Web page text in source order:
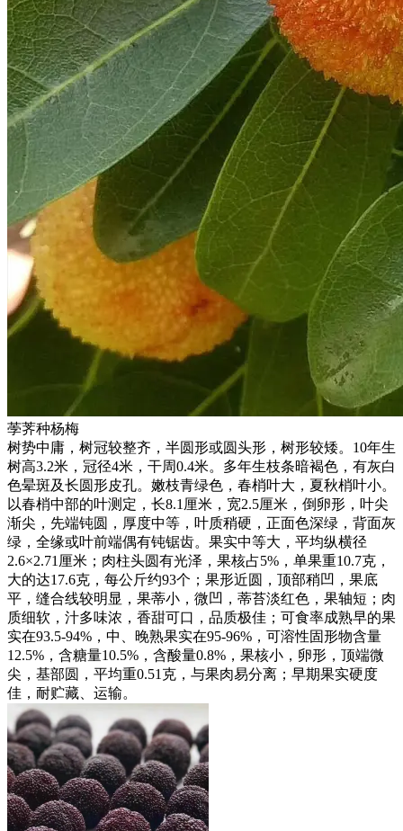
荸荠种杨梅
树势中庸，树冠较整齐，半圆形或圆头形，树形较矮。10年生
树高3.2米，冠径4米，干周0.4米。多年生枝条暗褐色，有灰白
色晕斑及长圆形皮孔。嫩枝青绿色，春梢叶大，夏秋梢叶小。
以春梢中部的叶测定，长8.1厘米，宽2.5厘米，倒卵形，叶尖
渐尖，先端钝圆，厚度中等，叶质稍硬，正面色深绿，背面灰
绿，全缘或叶前端偶有钝锯齿。果实中等大，平均纵横径
2.6×2.71厘米；肉柱头圆有光泽，果核占5%，单果重10.7克，
大的达17.6克，每公斤约93个；果形近圆，顶部稍凹，果底
平，缝合线较明显，果蒂小，微凹，蒂苔淡红色，果轴短；肉
质细软，汁多味浓，香甜可口，品质极佳；可食率成熟早的果
实在93.5-94%，中、晚熟果实在95-96%，可溶性固形物含量
12.5%，含糖量10.5%，含酸量0.8%，果核小，卵形，顶端微
尖，基部圆，平均重0.51克，与果肉易分离；早期果实硬度
佳，耐贮藏、运输。